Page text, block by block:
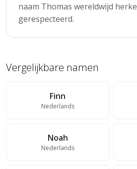
naam Thomas wereldwijd
gerespecteerd.
Vergelijkbare namen
Finn
Nederlands
Noah
Nederlands